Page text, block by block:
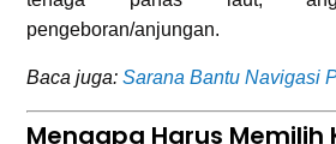
pengeboran/anjungan.
Baca juga:Sarana Bantu Navigasi
Mengapa Harus Memilih